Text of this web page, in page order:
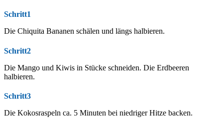
Schritt1
Die Chiquita Bananen schälen und längs halbieren.
Schritt2
Die Mango und Kiwis in Stücke schneiden. Die Erdbeeren
halbieren.
Schritt3
Die Kokosraspeln ca. 5 Minuten bei niedriger Hitze backen.